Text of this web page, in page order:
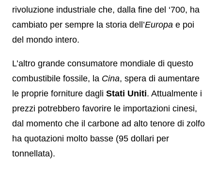
rivoluzione industriale che, dalla fine del ‘700, ha
cambiato per sempre la storia dell’Europa e poi
del mondo intero.
L’altro grande consumatore mondiale di questo
combustibile fossile, la Cina, spera di aumentare
le proprie forniture dagli Stati Uniti. Attualmente i
prezzi potrebbero favorire le importazioni cinesi,
dal momento che il carbone ad alto tenore di zolfo
ha quotazioni molto basse (95 dollari per
tonnellata).